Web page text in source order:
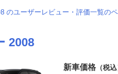
のユーザーレビュー・評価一覧の
2008
新車価格 （税込